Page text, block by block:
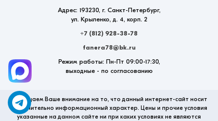
Адрес: 193230, г. Санкт-Петербург,
ул. Крыленко, д. 4, корп. 2
+7 (812) 928-38-78
fanera78@bk.ru
Режим работы: Пн-Пт 09:00-17:30,
выходные - по согласованию
Обращаем Ваше внимание на то, что данный интернет-сайт носит
исключительно информационный характер. Цены и прочие условия
указанные на данном сайте ни при каких условиях не являются